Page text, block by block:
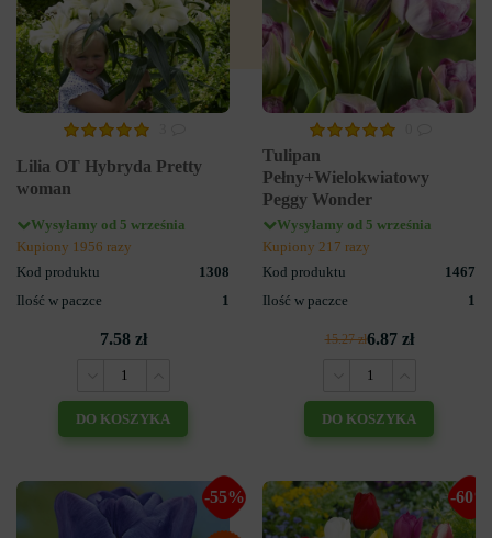
Lilia OT Hybryda Pretty
woman
Wysyłamy od 5 września
Kupiony 1956 razy
Kod produktu
1308
Ilość w paczce
1
7.58 zł
DO KOSZYKA
Tulipan
Pełny+Wielokwiatowy
Peggy Wonder
Wysyłamy od 5 września
Kupiony 217 razy
Kod produktu
1467
Ilość w paczce
1
15.27 zł6.87 zł
DO KOSZYKA
-55% -60%